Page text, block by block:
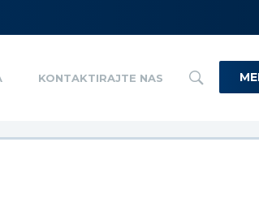
KONTAKTIRAJTE NAS